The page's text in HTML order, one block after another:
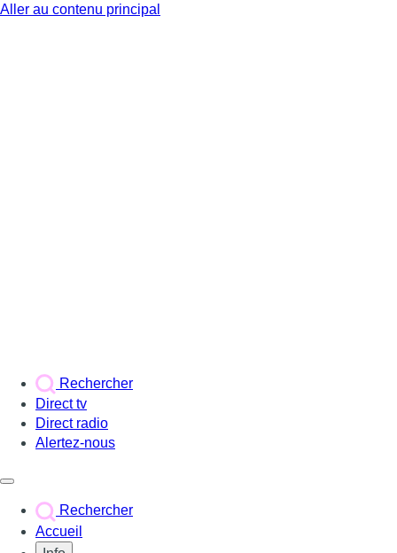
Aller au contenu principal
Rechercher
Direct tv
Direct radio
Alertez-nous
Rechercher
Accueil